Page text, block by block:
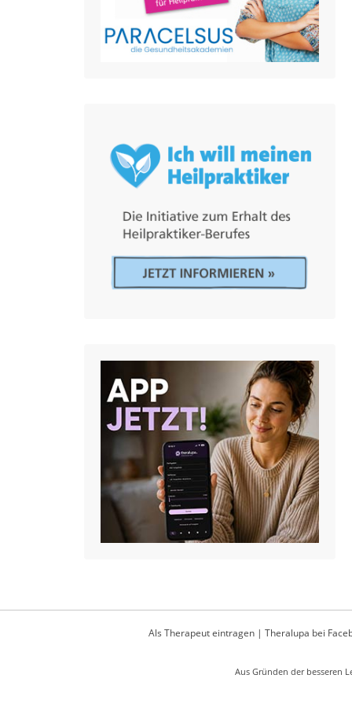
Als Therapeut eintragen| Theralupa bei
Aus Gründen der besseren